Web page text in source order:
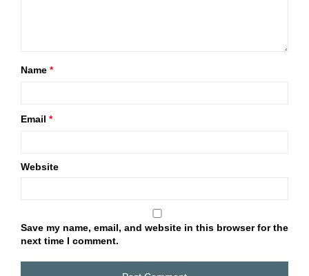
Name *
Email *
Website
Save my name, email, and website in this browser for the
next time I comment.